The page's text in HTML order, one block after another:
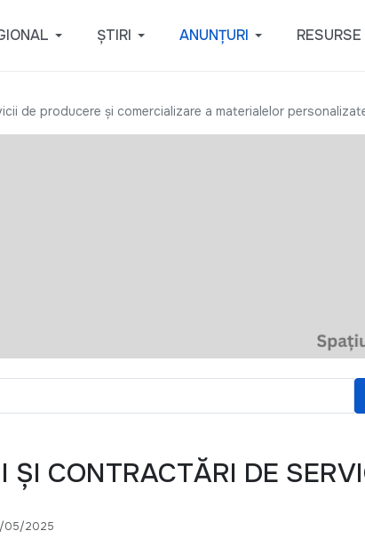
ȘTIRI ANUNȚURI RESURSE
de producere și comercializare a materialelor
ȘI CONTRACTĂRI DE
05/2025